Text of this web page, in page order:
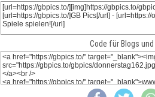
Code für Blogs und